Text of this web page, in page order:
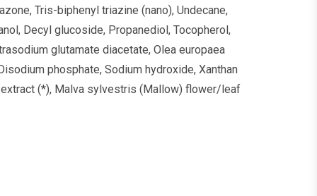
Tris-biphenyl triazine (nano), Undecane,
Decyl glucoside, Propanediol, Tocopherol,
glutamate diacetate, Olea europaea
phosphate, Sodium hydroxide, Xanthan
(*), Malva sylvestris (Mallow) flower/leaf